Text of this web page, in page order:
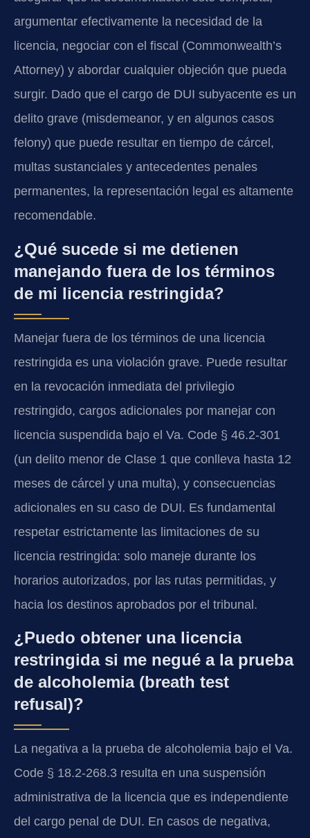
argumentar efectivamente la necesidad de la
licencia, negociar con el fiscal (Commonwealth’s
Attorney) y abordar cualquier objeción que pueda
surgir. Dado que el cargo de DUI subyacente es un
delito grave (misdemeanor, y en algunos casos
felony) que puede resultar en tiempo de cárcel,
multas sustanciales y antecedentes penales
permanentes, la representación legal es altamente
recomendable.
¿Qué sucede si me detienen
manejando fuera de los términos
de mi licencia restringida?
Manejar fuera de los términos de una licencia
restringida es una violación grave. Puede resultar
en la revocación inmediata del privilegio
restringido, cargos adicionales por manejar con
licencia suspendida bajo el Va. Code § 46.2-301
(un delito menor de Clase 1 que conlleva hasta 12
meses de cárcel y una multa), y consecuencias
adicionales en su caso de DUI. Es fundamental
respetar estrictamente las limitaciones de su
licencia restringida: solo maneje durante los
horarios autorizados, por las rutas permitidas, y
hacia los destinos aprobados por el tribunal.
¿Puedo obtener una licencia
restringida si me negué a la prueba
de alcoholemia (breath test
refusal)?
La negativa a la prueba de alcoholemia bajo el Va.
Code § 18.2-268.3 resulta en una suspensión
administrativa de la licencia que es independiente
del cargo penal de DUI. En casos de negativa,